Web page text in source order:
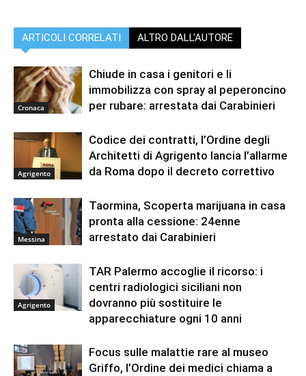
ARTICOLI CORRELATI ALTRO DALL'AUTORE
Cronaca
Chiude in casa i genitori e li
immobilizza con spray al peperoncino
per rubare: arrestata dai Carabinieri
Agrigento
Codice dei contratti, l’Ordine degli
Architetti di Agrigento lancia l’allarme
da Roma dopo il decreto correttivo
Messina
Taormina, Scoperta marijuana in casa
pronta alla cessione: 24enne
arrestato dai Carabinieri
Agrigento
TAR Palermo accoglie il ricorso: i
centri radiologici siciliani non
dovranno più sostituire le
apparecchiature ogni 10 anni
Focus sulle malattie rare al museo
Griffo, l’Ordine dei medici chiama a